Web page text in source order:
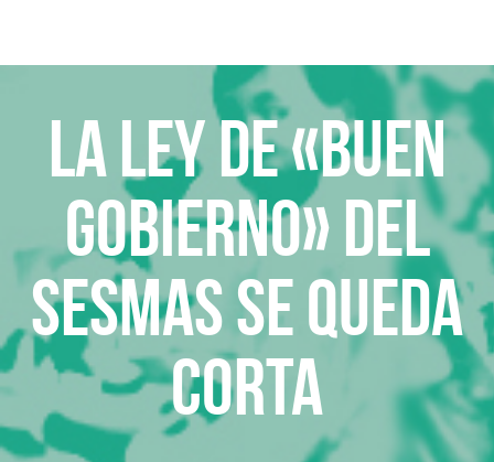
La Ley de «Buen
Gobierno» del
SESMAS se queda
corta